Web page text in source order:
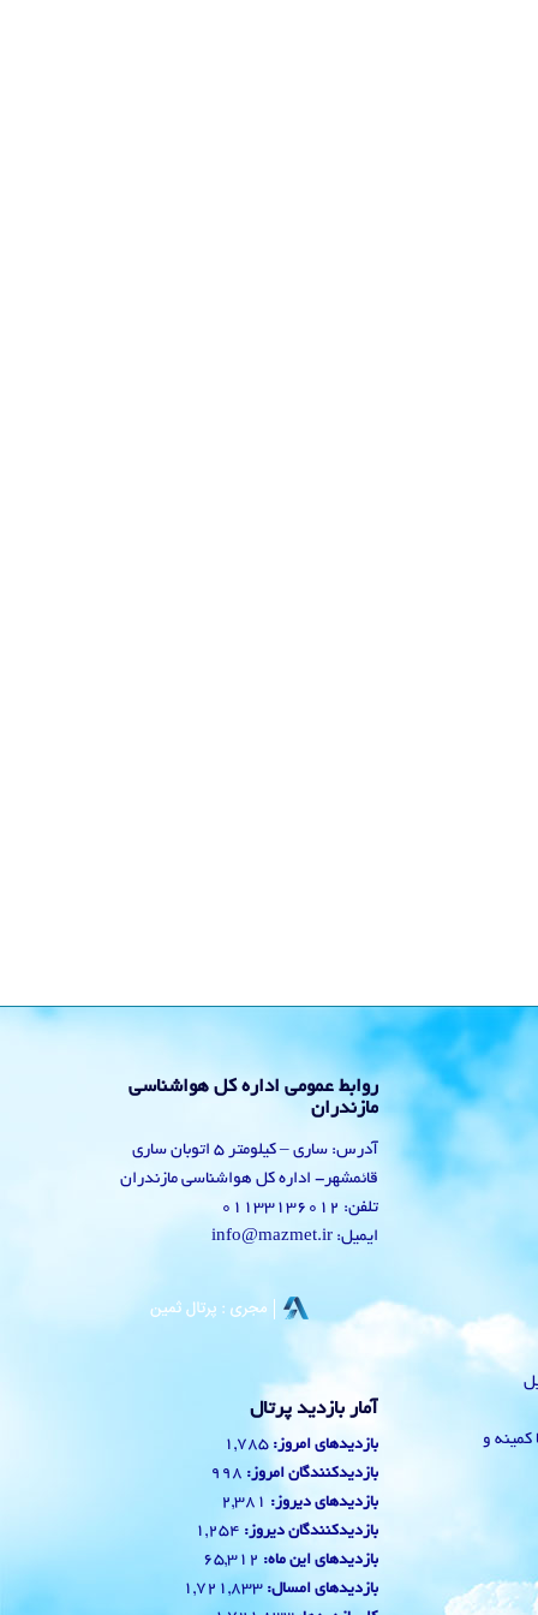
با کمینه و
روابط عمومی اداره کل هواشناسی
مازندران
آدرس: ساری – کیلومتر 5 اتوبان ساری
قائمشهر- اداره کل هواشناسی مازندران
تلفن: 01133136012
ایمیل: info@mazmet.ir
آمار بازدید پرتال
بازدیدهای امروز: 1,785
بازدیدکنندگان امروز: 998
بازدیدهای دیروز: 2,381
بازدیدکنندگان دیروز: 1,254
بازدیدهای این ماه: 65,312
بازدیدهای امسال: 1,721,833